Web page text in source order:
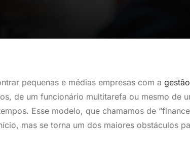
pequenas e médias empresas com a gestão
de um funcionário multitarefa ou mesmo de
Esse modelo, que chamamos de
mas se torna um dos maiores obstáculos